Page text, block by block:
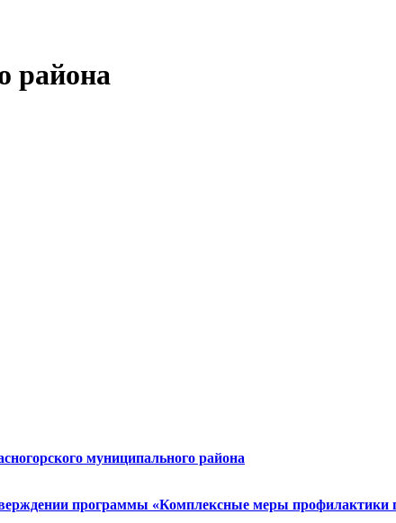
района
муниципального района
программы «Комплексные меры профилактики